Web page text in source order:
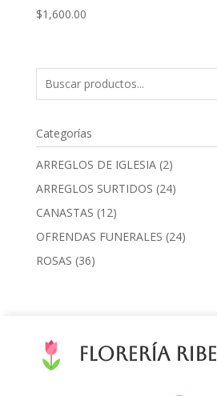
$1,600.00
Categorías
ARREGLOS DE IGLESIA 22
products
ARREGLOS SURTIDOS 2424
CANASTAS 1212
products
OFRENDAS FUNERALES 2424
ROSAS 3636
Florería